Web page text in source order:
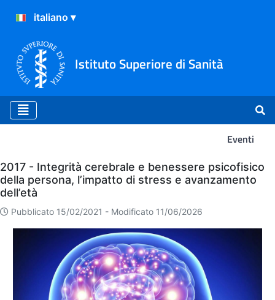
Istituto Superiore di Sanità
Eventi
Eventi
2017 - Integrità cerebrale e benessere psicofisico
della persona, l’impatto di stress e avanzamento
dell’età
Pubblicato 15/02/2021 - Modificato 11/06/2026